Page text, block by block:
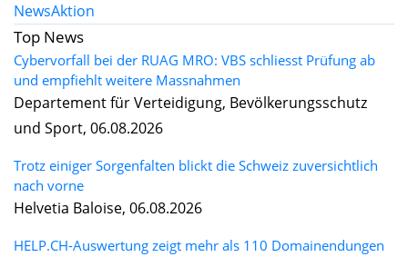
NewsAktion
Top News
Cybervorfall bei der RUAG MRO: VBS schliesst Prüfung ab
und empfiehlt weitere Massnahmen
Departement für Verteidigung, Bevölkerungsschutz
und Sport, 06.08.2026
Trotz einiger Sorgenfalten blickt die Schweiz zuversichtlich
nach vorne
Helvetia Baloise, 06.08.2026
HELP.CH-Auswertung zeigt mehr als 110 Domainendungen